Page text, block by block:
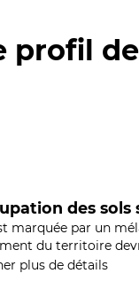
profil
des sols
marquée par un
du territoire
plus de détails